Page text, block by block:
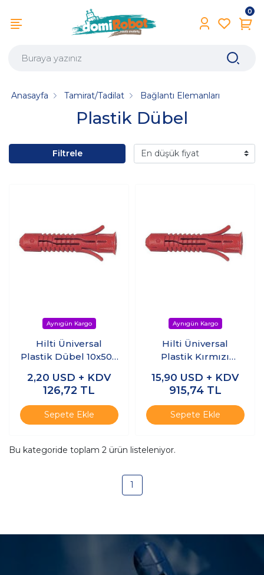
0
Plastik Dübel
Anasayfa Tamirat/Tadilat Bağlantı Elemanları
Filtrele
Hilti Üniversal
Plastik Dübel 10x50 -
2,20 USD + KDV
126,72 TL
Sepete Ekle
Hilti Üniversal
Plastik Kırmızı
Adet
15,90 USD + KDV
915,74 TL
Sepete Ekle
Bu kategoride toplam 2 ürün listeleniyor.
1